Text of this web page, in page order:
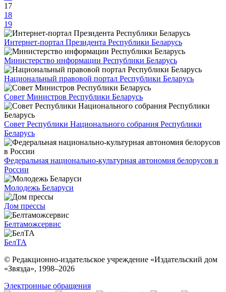
17
18
19
Интернет-портал Президента Республики Беларусь
Министерство информации Республики Беларусь
Национальный правовой портал Республики Беларусь
Совет Министров Республики Беларусь
Совет Республики Национального собрания Республики
Беларусь
Федеральная национально-культурная автономия белорусов в
России
Молодежь Беларуси
Дом прессы
Белтаможсервис
БелТА
© Редакционно-издательское учреждение «Издательский дом
«Звязда», 1998–2026
Электронные обращения